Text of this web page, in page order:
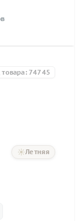
Летняя
товара: 74745